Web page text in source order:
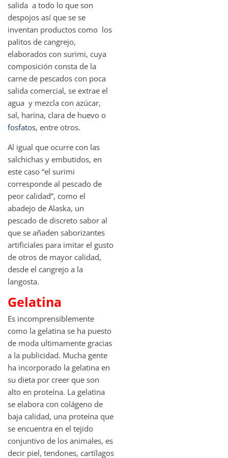
salida a todo lo que son
despojos así que se se
inventan productos como los
palitos de cangrejo,
elaborados con surimi, cuya
composición consta de la
carne de pescados con poca
salida comercial, se extrae el
agua y mezcla con azúcar,
sal, harina, clara de huevo o
fosfatos, entre otros.
Al igual que ocurre con las
salchichas y embutidos, en
este caso “el surimi
corresponde al pescado de
peor calidad”, como el
abadejo de Alaska, un
pescado de discreto sabor al
que se añaden saborizantes
artificiales para imitar el gusto
de otros de mayor calidad,
desde el cangrejo a la
langosta.
Gelatina
Es incomprensiblemente
como la gelatina se ha puesto
de moda ultimamente gracias
a la publicidad. Mucha gente
ha incorporado la gelatina en
su dieta por creer que son
alto en proteína. La gelatina
se elabora con colágeno de
baja calidad, una proteína que
se encuentra en el tejido
conjuntivo de los animales, es
decir piel, tendones, cartílagos